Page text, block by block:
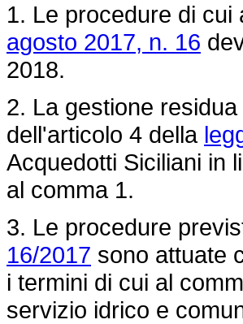
1. Le procedure di
agosto 2017, n. 16
2018.
2. La gestione
dell'articolo 4 della
Acquedotti Siciliani in
al comma 1.
3. Le procedure
16/2017 sono attuate
i termini di cui al
servizio idrico e